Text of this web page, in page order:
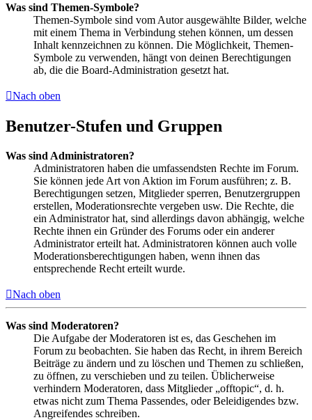
Was sind Themen-Symbole?
Themen-Symbole sind vom Autor ausgewählte Bilder, welche
mit einem Thema in Verbindung stehen können, um dessen
Inhalt kennzeichnen zu können. Die Möglichkeit, Themen-
Symbole zu verwenden, hängt von deinen Berechtigungen
ab, die die Board-Administration gesetzt hat.
Nach oben
Benutzer-Stufen und Gruppen
Was sind Administratoren?
Administratoren haben die umfassendsten Rechte im Forum.
Sie können jede Art von Aktion im Forum ausführen; z. B.
Berechtigungen setzen, Mitglieder sperren, Benutzergruppen
erstellen, Moderationsrechte vergeben usw. Die Rechte, die
ein Administrator hat, sind allerdings davon abhängig, welche
Rechte ihnen ein Gründer des Forums oder ein anderer
Administrator erteilt hat. Administratoren können auch volle
Moderationsberechtigungen haben, wenn ihnen das
entsprechende Recht erteilt wurde.
Nach oben
Was sind Moderatoren?
Die Aufgabe der Moderatoren ist es, das Geschehen im
Forum zu beobachten. Sie haben das Recht, in ihrem Bereich
Beiträge zu ändern und zu löschen und Themen zu schließen,
zu öffnen, zu verschieben und zu teilen. Üblicherweise
verhindern Moderatoren, dass Mitglieder „offtopic“, d. h.
etwas nicht zum Thema Passendes, oder Beleidigendes bzw.
Angreifendes schreiben.